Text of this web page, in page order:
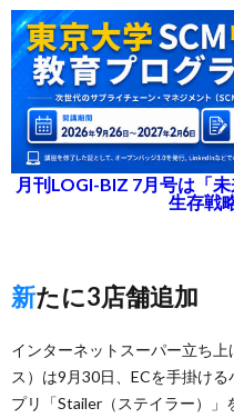
月刊LOGI-BIZ 7月号は「
生存戦
新たに3店舗追加
インターネットスーパー立ち
ス）は9月30日、ECを手掛け
プリ「Stailer（ステイラー）